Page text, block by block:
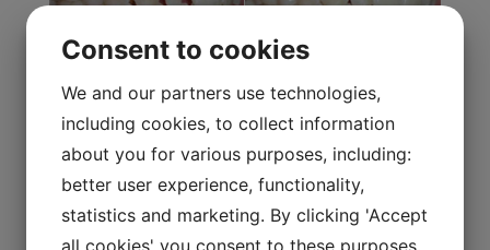
Consent to cookies
We and our partners use technologies,
including cookies, to collect information
about you for various purposes, including:
better user experience, functionality,
statistics and marketing. By clicking 'Accept
all cookies' you consent to these purposes.